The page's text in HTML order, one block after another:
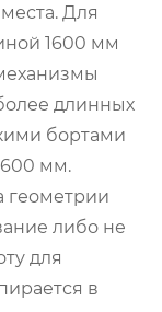
Для
1600 мм
длинных
бортами
мм.
геометрии
либо не
для
в